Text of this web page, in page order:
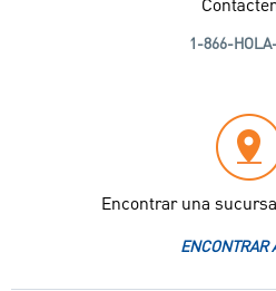
1-866-
Encontrar una
ENCONTRAR